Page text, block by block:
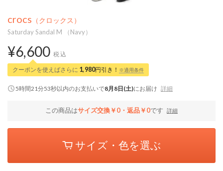
crocs （クロックス）
Saturday Sandal M （Navy）
¥6,600 税込
クーポンを使えばさらに 1,980円引き！ ※適用条件
5時間21分52秒以内のお支払いで8月8日(土)にお届け 詳細
この商品はサイズ交換￥0・返品￥0です 詳細
サイズ・色を選ぶ